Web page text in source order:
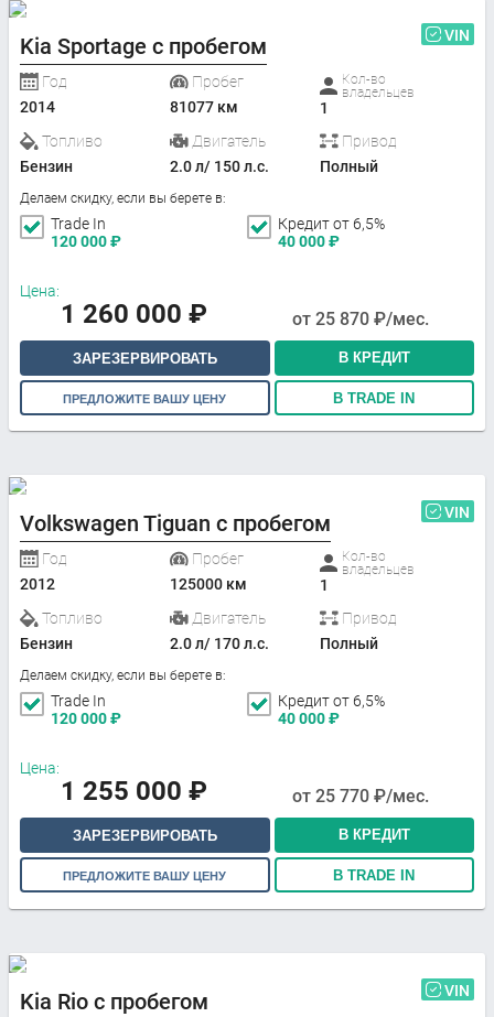
Kia Sportage с пробегом VIN
Год
2014
Пробег
81077 км
Кол-во
владельцев
1
Топливо
Бензин
Двигатель
2.0 л/ 150 л.с.
Привод
Полный
Делаем скидку, если вы берете в:
Trade In
120 000₽
Кредит от 6,5%
40 000₽
Цена:
1 260 000 ₽ от 25 870 ₽/мес.
ЗАРЕЗЕРВИРОВАТЬ В КРЕДИТ
ПРЕДЛОЖИТЕ ВАШУ ЦЕНУ В TRADE IN
Volkswagen Tiguan с пробегом VIN
Год
2012
Пробег
125000 км
Кол-во
владельцев
1
Топливо
Бензин
Двигатель
2.0 л/ 170 л.с.
Привод
Полный
Делаем скидку, если вы берете в:
Trade In
120 000₽
Кредит от 6,5%
40 000₽
Цена:
1 255 000 ₽ от 25 770 ₽/мес.
ЗАРЕЗЕРВИРОВАТЬ В КРЕДИТ
ПРЕДЛОЖИТЕ ВАШУ ЦЕНУ В TRADE IN
Kia Rio с пробегом VIN